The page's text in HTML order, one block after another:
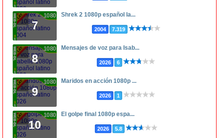
7
1080p Shrek 2 1080p español la...
2004 7.319
8
1080p Mensajes de voz para Isab...
2026 6
9
1080p Maridos en acción 1080p ...
2026 1
10
1080p El golpe final 1080p espa...
2026 5.8